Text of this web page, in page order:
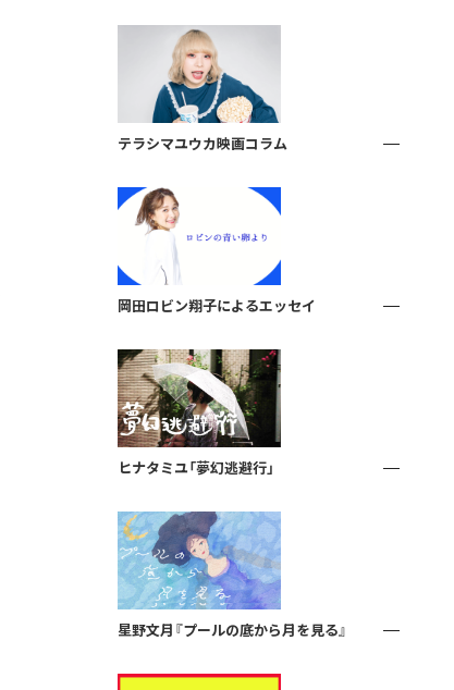
テラシマユウカ映画コラム
岡田ロビン翔子によるエッセイ
ヒナタミユ「夢幻逃避行」
星野文月『プールの底から月を見る』